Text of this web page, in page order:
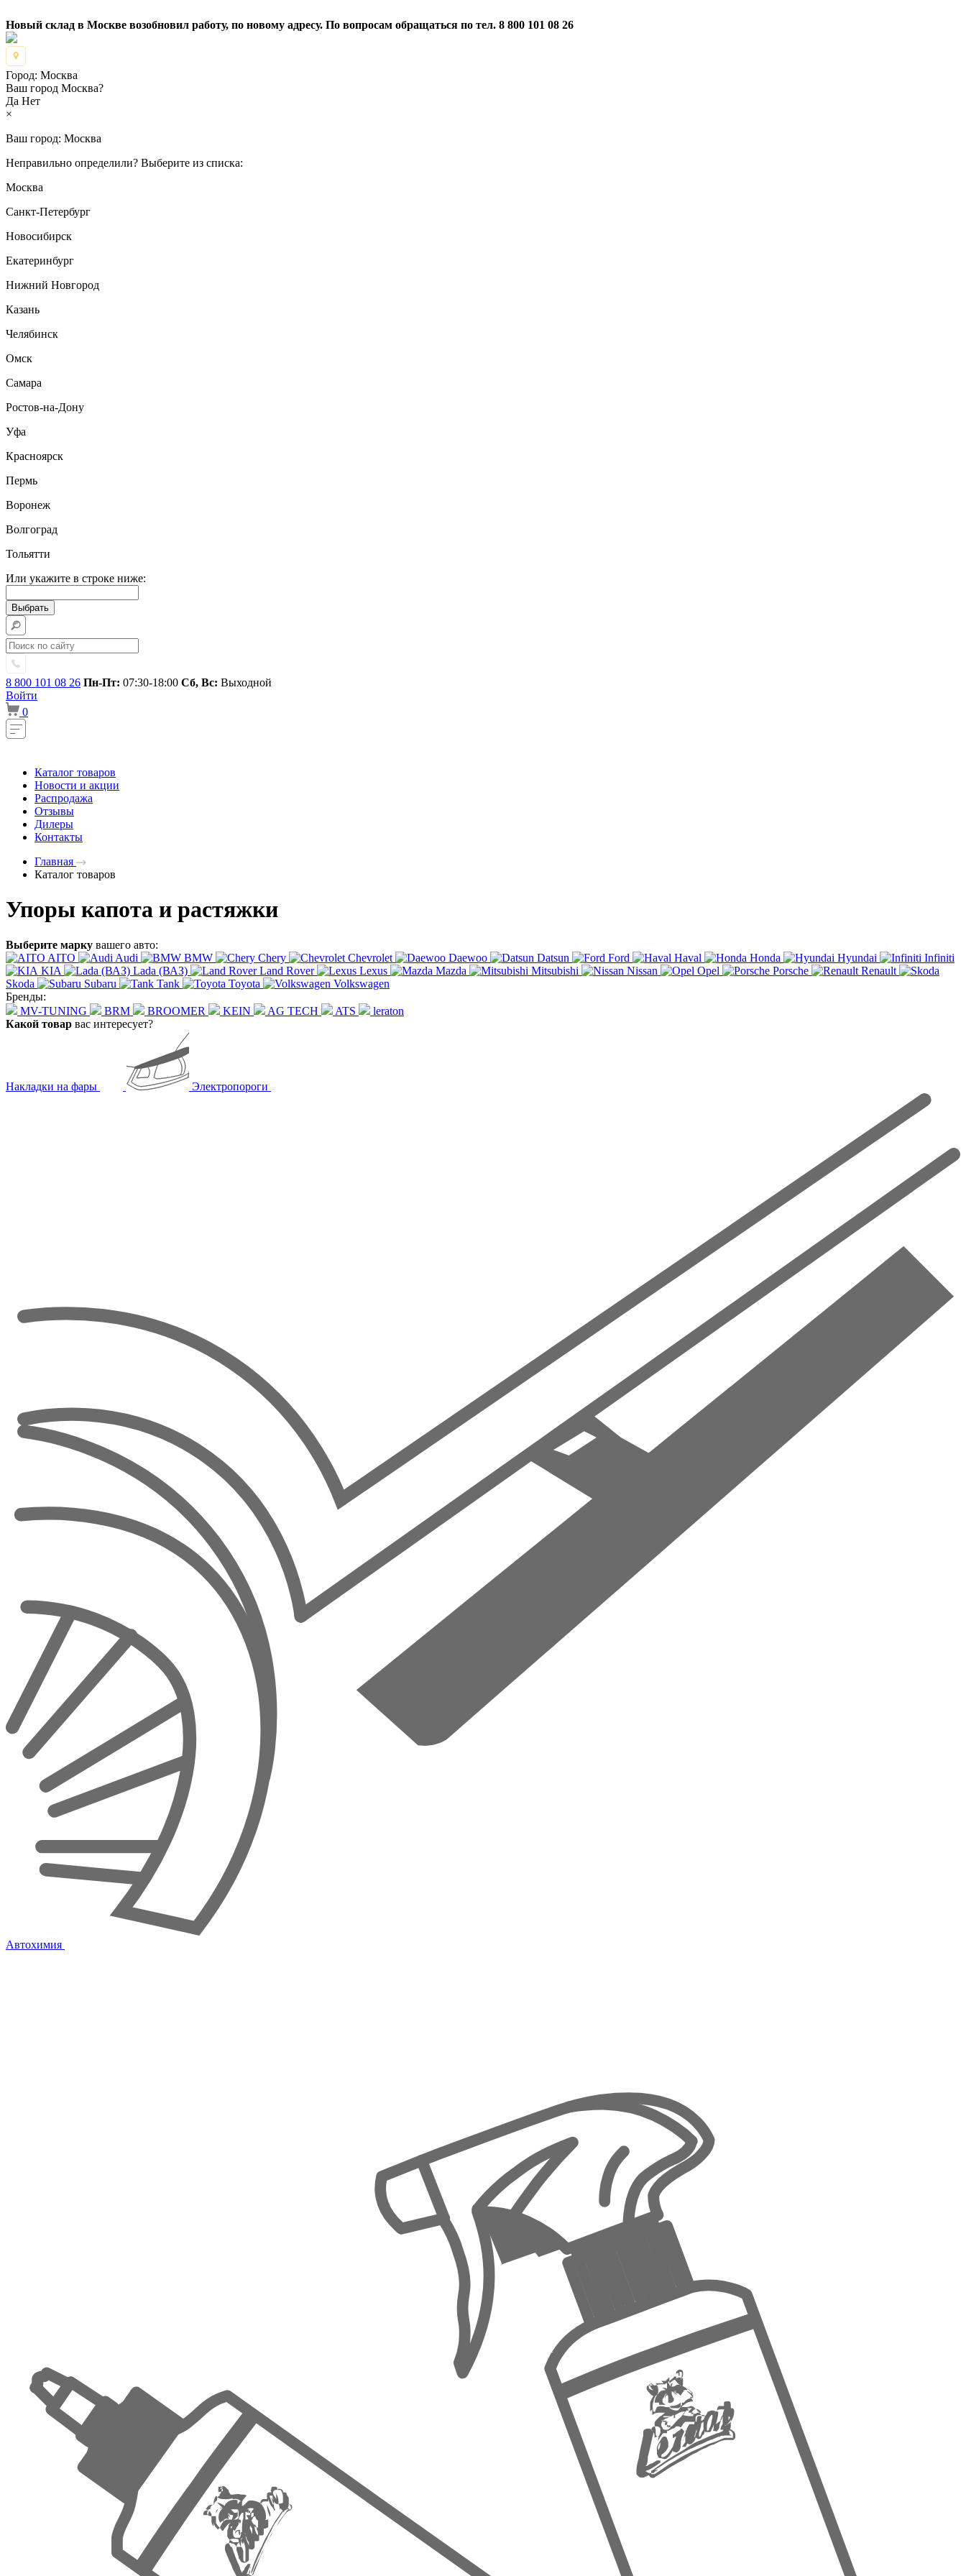
Новый склад в Москве возобновил работу, по новому адресу. По вопросам обращаться по тел. 8 800 101 08 26
Город: Москва
Ваш город Москва?
Да Нет
×
Ваш город: Москва
Неправильно определили? Выберите из списка:
Москва
Санкт-Петербург
Новосибирск
Екатеринбург
Нижний Новгород
Казань
Челябинск
Омск
Самара
Ростов-на-Дону
Уфа
Красноярск
Пермь
Воронеж
Волгоград
Тольятти
Или укажите в строке ниже:
8 800 101 08 26 Пн-Пт: 07:30-18:00 Сб, Вс: Выходной
Войти
0
Каталог товаров
Новости и акции
Распродажа
Отзывы
Дилеры
Контакты
Главная
Каталог товаров
Упоры капота и растяжки
Выберите марку вашего авто:
AITO
Audi BMW Chery Chevrolet Daewoo Datsun Ford Haval Honda Hyundai
Infiniti
KIA
Lada (ВАЗ) Land Rover Lexus Mazda Mitsubishi Nissan Opel Porsche
Renault
Skoda
Subaru Tank Toyota
Volkswagen
Бренды:
MV-TUNING
BRM BROOMER KEIN AG TECH ATS
leraton
Какой товар вас интересует?
Накладки на фары Электропороги
Автохимия